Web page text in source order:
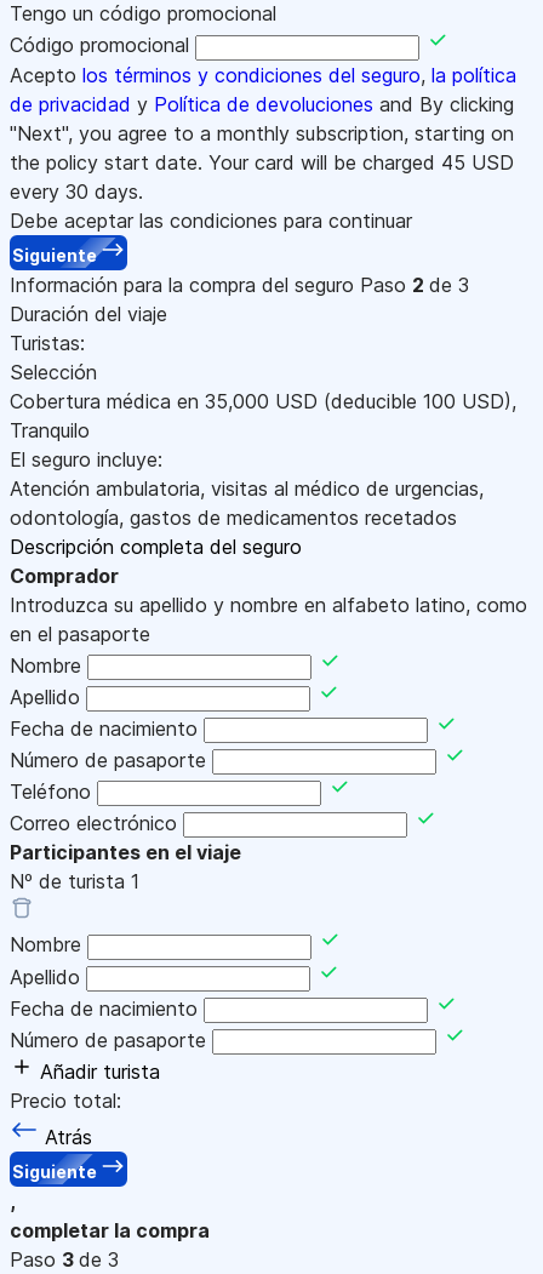
Tengo un código promocional
Código promocional
Acepto los términos y condiciones del seguro, la política
de privacidad y Política de devoluciones and By clicking
"Next", you agree to a monthly subscription, starting on
the policy start date. Your card will be charged 45 USD
every 30 days.
Debe aceptar las condiciones para continuar
Siguiente
Información para la compra del seguro Paso 2 de 3
Duración del viaje
Turistas:
Selección
Cobertura médica en 35,000 USD (deducible 100 USD),
Tranquilo
El seguro incluye:
Atención ambulatoria, visitas al médico de urgencias,
odontología, gastos de medicamentos recetados
Descripción completa del seguro
Comprador
Introduzca su apellido y nombre en alfabeto latino, como
en el pasaporte
Nombre
Apellido
Fecha de nacimiento
Número de pasaporte
Teléfono
Correo electrónico
Participantes en el viaje
Nº de turista 1
Nombre
Apellido
Fecha de nacimiento
Número de pasaporte
Añadir turista
Precio total:
Atrás
Siguiente
,
completar la compra
Paso 3 de 3